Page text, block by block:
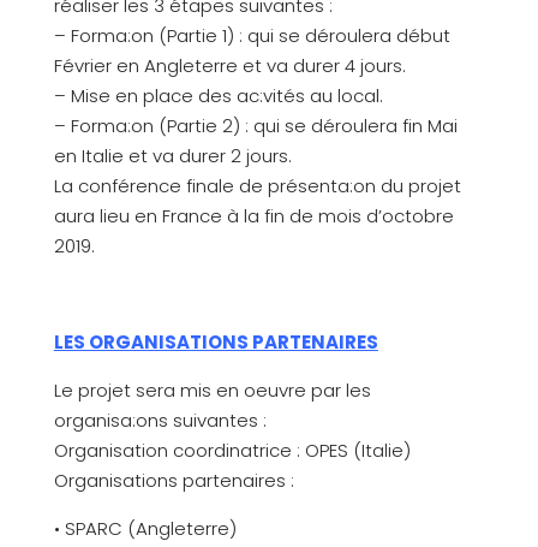
– Forma:on (Partie 1) : qui se déroulera début
Février en Angleterre et va durer 4 jours.
– Mise en place des ac:vités au local.
– Forma:on (Partie 2) : qui se déroulera fin Mai
en Italie et va durer 2 jours.
La conférence finale de présenta:on du projet
aura lieu en France à la fin de mois d’octobre
2019.
LES ORGANISATIONS PARTENAIRES
Le projet sera mis en oeuvre par les
organisa:ons suivantes :
Organisation coordinatrice : OPES (Italie)
Organisations partenaires :
• SPARC (Angleterre)